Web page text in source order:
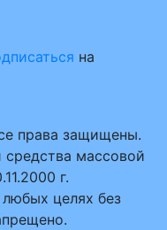
на
права защищены.
средства массовой
г.
целях без